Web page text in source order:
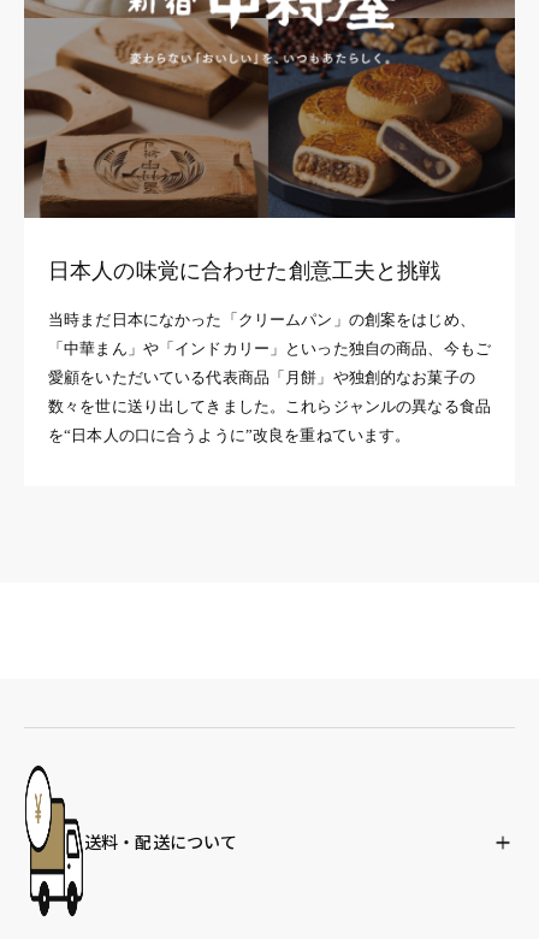
日本人の味覚に合わせた創意工夫と挑戦
当時まだ日本になかった「クリームパン」の創案をはじめ、
「中華まん」や「インドカリー」といった独自の商品、今もご
愛顧をいただいている代表商品「月餅」や独創的なお菓子の
数々を世に送り出してきました。これらジャンルの異なる食品
を“日本人の口に合うように”改良を重ねています。
送料・配送について